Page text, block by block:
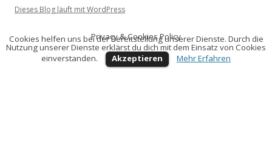
Dieses Blog läuft mit WordPress
Cookies helfen uns bei der Bereitstellung unserer Dienste. Durch die
Nutzung unserer Dienste erklärst du dich mit dem Einsatz von Cookies
einverstanden.
Akzeptieren Mehr Erfahren
Privacy & Cookies Policy